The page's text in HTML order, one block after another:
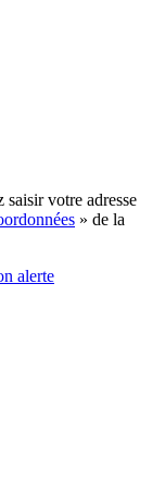
votre adresse
» de la
alerte